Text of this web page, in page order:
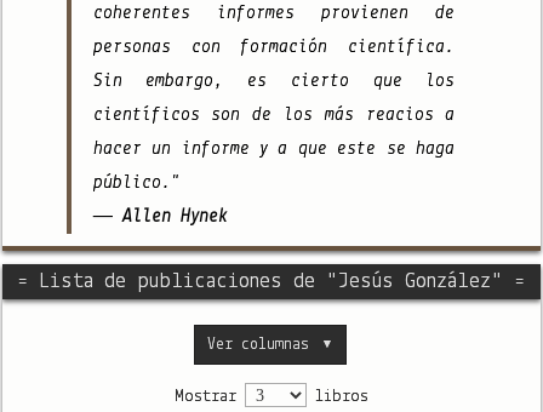
coherentes informes provienen de
personas con formación científica.
Sin embargo, es cierto que los
científicos son de los más reacios a
hacer un informe y a que este se haga
público."
— Allen Hynek
= Lista de publicaciones de "Jesús González" =
Ver columnas ▼
Mostrar libros